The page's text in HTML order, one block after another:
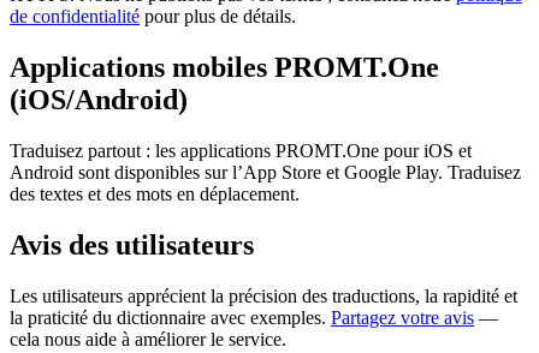
de confidentialité pour plus de détails.
Applications mobiles PROMT.One
(iOS/Android)
Traduisez partout : les applications PROMT.One pour iOS et
Android sont disponibles sur l’App Store et Google Play. Traduisez
des textes et des mots en déplacement.
Avis des utilisateurs
Les utilisateurs apprécient la précision des traductions, la rapidité et
la praticité du dictionnaire avec exemples. Partagez votre avis —
cela nous aide à améliorer le service.